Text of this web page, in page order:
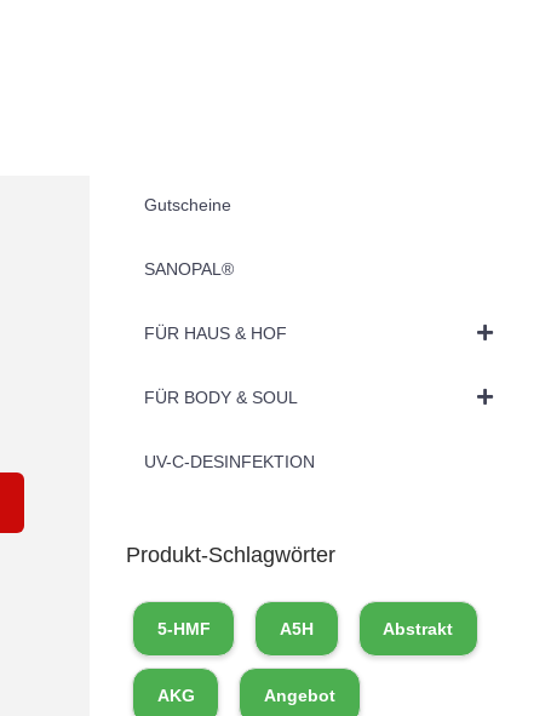
Gutscheine
SANOPAL®
FÜR HAUS & HOF
FÜR BODY & SOUL
UV-C-DESINFEKTION
Produkt-Schlagwörter
5-HMF A5H Abstrakt
AKG Angebot